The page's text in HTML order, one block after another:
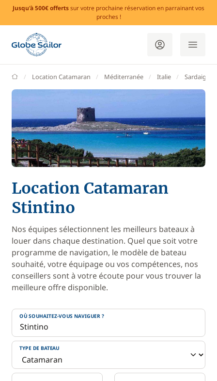
Jusqu'à 500€ offertssur votre prochaine réservation en parrainant vos
proches !
GlobeSailor
Location Catamaran Méditerranée Italie Sardaigne
Location Catamaran
Stintino
Nos équipes sélectionnent les meilleurs bateaux à
louer dans chaque destination. Quel que soit votre
programme de navigation, le modèle de bateau
souhaité, votre équipage ou vos compétences, nos
conseillers sont à votre écoute pour vous trouver la
meilleure offre disponible.
OÙ SOUHAITEZ-VOUS NAVIGUER ?
TYPE DE BATEAU